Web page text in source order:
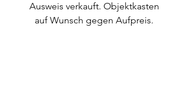
Ausweis verkauft. Objektkasten
auf Wunsch gegen Aufpreis.